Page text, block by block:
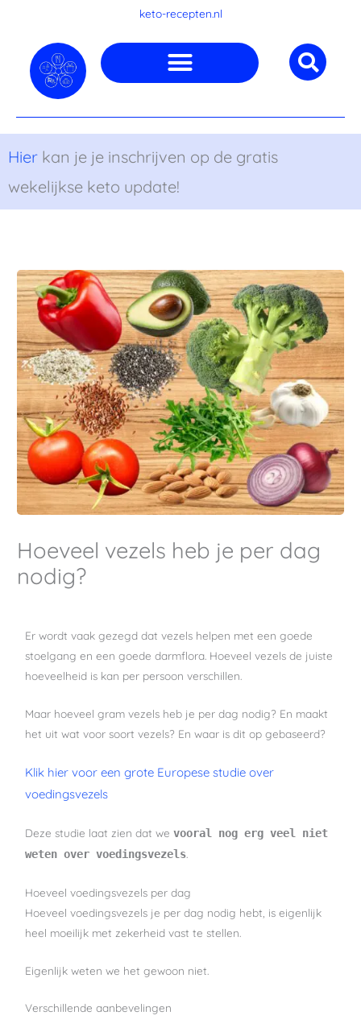
inhoud
keto-recepten.nl
Hier kan je je inschrijven op de gratis
wekelijkse keto update!
Hoeveel vezels heb je per dag
nodig?
Er wordt vaak gezegd dat vezels helpen met een goede
stoelgang en een goede darmflora. Hoeveel vezels de juiste
hoeveelheid is kan per persoon verschillen.
Maar hoeveel gram vezels heb je per dag nodig? En maakt
het uit wat voor soort vezels? En waar is dit op gebaseerd?
Klik hier voor een grote Europese studie over
voedingsvezels
Deze studie laat zien dat wevooral nog erg veel niet
weten over voedingsvezels.
Hoeveel voedingsvezels per dag
Hoeveel voedingsvezels je per dag nodig hebt, is eigenlijk
heel moeilijk met zekerheid vast te stellen.
Eigenlijk weten we het gewoon niet.
Verschillende aanbevelingen